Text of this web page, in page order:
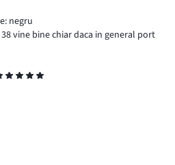
negru
vine bine chiar daca in general port